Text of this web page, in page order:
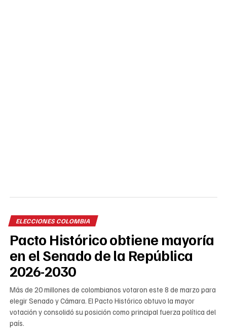
ELECCIONES COLOMBIA
Pacto Histórico obtiene mayoría
en el Senado de la República
2026-2030
Más de 20 millones de colombianos votaron este 8 de marzo para
elegir Senado y Cámara. El Pacto Histórico obtuvo la mayor
votación y consolidó su posición como principal fuerza política del
país.